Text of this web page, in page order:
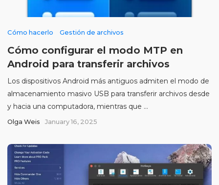
Cómo hacerlo Gestión de archivos
Cómo configurar el modo MTP en
Android para transferir archivos
Los dispositivos Android más antiguos admiten el modo de
almacenamiento masivo USB para transferir archivos desde
y hacia una computadora, mientras que ...
Olga Weis January 16, 2025